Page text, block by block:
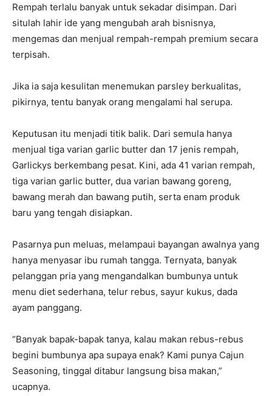
Rempah terlalu banyak untuk sekadar disimpan. Dari
situlah lahir ide yang mengubah arah bisnisnya,
mengemas dan menjual rempah-rempah premium secara
terpisah.
Jika ia saja kesulitan menemukan parsley berkualitas,
pikirnya, tentu banyak orang mengalami hal serupa.
Keputusan itu menjadi titik balik. Dari semula hanya
menjual tiga varian garlic butter dan 17 jenis rempah,
Garlickys berkembang pesat. Kini, ada 41 varian rempah,
tiga varian garlic butter, dua varian bawang goreng,
bawang merah dan bawang putih, serta enam produk
baru yang tengah disiapkan.
Pasarnya pun meluas, melampaui bayangan awalnya yang
hanya menyasar ibu rumah tangga. Ternyata, banyak
pelanggan pria yang mengandalkan bumbunya untuk
menu diet sederhana, telur rebus, sayur kukus, dada
ayam panggang.
“Banyak bapak-bapak tanya, kalau makan rebus-rebus
begini bumbunya apa supaya enak? Kami punya Cajun
Seasoning, tinggal ditabur langsung bisa makan,”
ucapnya.